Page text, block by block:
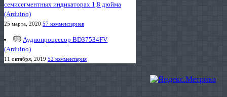
семисегментных индикаторах 1,8 дюйма
(Arduino)
25 марта, 2020 57 комментариев
Аудиопроцессор BD37534FV
(Arduino)
11 октября, 2019 52 комментария